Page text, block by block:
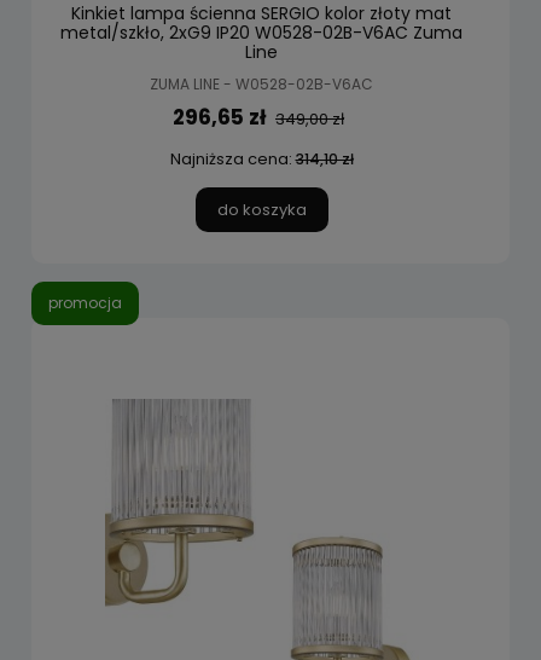
Kinkiet lampa ścienna SERGIO kolor złoty mat
metal/szkło, 2xG9 IP20 W0528-02B-V6AC Zuma
Line
ZUMA LINE - W0528-02B-V6AC
296,65 zł 349,00 zł
Najniższa cena:314,10 zł
do koszyka
promocja